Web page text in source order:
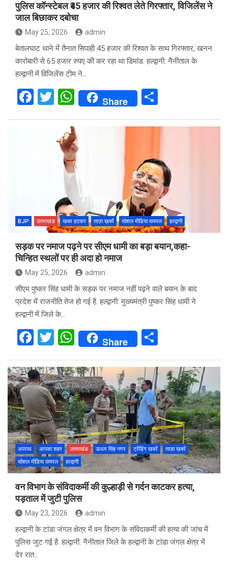
पुलिस कॉन्स्टेबल ₹45 हजार की रिश्वत लेते गिरफ्तार, विजिलेंस ने
जाल बिछाकर दबोचा
May 25, 2026 admin
बेतालघाट थाने में तैनात सिपाही 45 हजार की रिश्वत के साथ गिरफ्तार, खनन
कारोबारी से 65 हजार रुपए की कर रहा था डिमांड. हल्द्वानी: नैनीताल के
हल्द्वानी में विजिलेंस टीम ने…
F
T
tt
er
W
h
at
s
A
p
p
Share
ar
e
BJP उत्तराखंड खबर हटकर ताज़ा ख़बरें सोशल मीडिया वायरल हल्द्वानी
सड़क पर नमाज पढ़ने पर सीएम धामी का बड़ा बयान,कहा-
चिन्हित स्थलों पर ही अदा हो नमाज
May 25, 2026 admin
सीएम पुष्कर सिंह धामी के सड़क पर नमाज नहीं पढ़ने वाले बयान के बाद
प्रदेश में राजनीति तेज हो गई है. हल्द्वानी: मुख्यमंत्री पुष्कर सिंह धामी ने
हल्द्वानी में जिले के…
F
ce
b
o
o
k
T
tt
er
W
h
at
s
A
p
p
Share
ar
e
अपराध आपका शहर उत्तराखंड ऊधम सिंह नगर ट्रेंडिंग खबरें
ताज़ा ख़बरें
सोशल मीडिया वायरल
हल्द्वानी
वन विभाग के संविदाकर्मी की कुल्हाड़ी से गर्दन काटकर हत्या,
पड़ताल में जुटी पुलिस
May 23, 2026 admin
हल्द्वानी के टांडा जंगल क्षेत्र में वन विभाग के संविदाकर्मी की हत्या की जांच में
पुलिस जुट गई है. हल्द्वानी: नैनीताल जिले के हल्द्वानी के टांडा जंगल क्षेत्र में
देर रात…